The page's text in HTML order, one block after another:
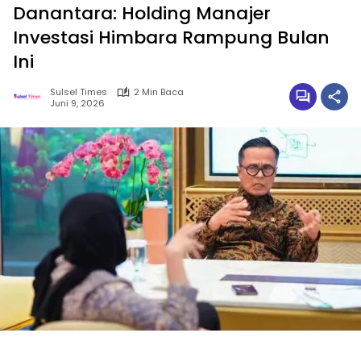
Danantara: Holding Manajer
Investasi Himbara Rampung Bulan
Ini
Sulsel Times
2 Min Baca
Juni 9, 2026